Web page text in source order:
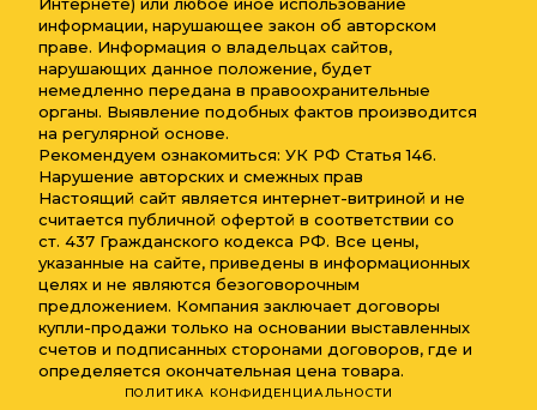
информации, нарушающее закон об авторском
праве. Информация о владельцах сайтов,
нарушающих данное положение, будет
немедленно передана в правоохранительные
органы. Выявление подобных фактов производится
на регулярной основе.
Рекомендуем ознакомиться: УК РФ Статья 146.
Нарушение авторских и смежных прав
Настоящий сайт является интернет-витриной и не
считается публичной офертой в соответствии со
ст. 437 Гражданского кодекса РФ. Все цены,
указанные на сайте, приведены в информационных
целях и не являются безоговорочным
предложением. Компания заключает договоры
купли-продажи только на основании выставленных
счетов и подписанных сторонами договоров, где и
определяется окончательная цена товара.
ПОЛИТИКА КОНФИДЕНЦИАЛЬНОСТИ